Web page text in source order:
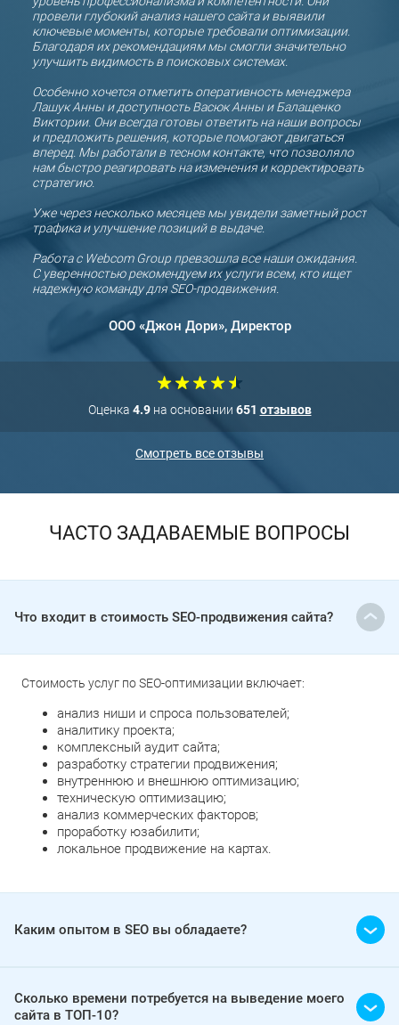
провели глубокий анализ нашего сайта и выявили
ключевые моменты, которые требовали оптимизации.
Благодаря их рекомендациям мы смогли значительно
улучшить видимость в поисковых системах.
Особенно хочется отметить оперативность менеджера
Лашук Анны и доступность Васюк Анны и Балащенко
Виктории. Они всегда готовы ответить на наши вопросы
и предложить решения, которые помогают двигаться
вперед. Мы работали в тесном контакте, что позволяло
нам быстро реагировать на изменения и корректировать
стратегию.
Уже через несколько месяцев мы увидели заметный рост
трафика и улучшение позиций в выдаче.
Работа с Webcom Group превзошла все наши ожидания.
С уверенностью рекомендуем их услуги всем, кто ищет
надежную команду для SEO-продвижения.
ООО «Джон Дори», Директор
ООО
Оценка 4.9на основании 651 отзывов
Смотреть все отзывы
ЧАСТО ЗАДАВАЕМЫЕ ВОПРОСЫ
Что входит в стоимость SEO-продвижения сайта?
Стоимость услуг по SEO-оптимизации включает:
анализ ниши и спроса пользователей;
аналитику проекта;
комплексный аудит сайта;
разработку стратегии продвижения;
внутреннюю и внешнюю оптимизацию;
техническую оптимизацию;
анализ коммерческих факторов;
проработку юзабилити;
локальное продвижение на картах.
Каким опытом в SEO вы обладаете?
Сколько времени потребуется на выведение моего
сайта в ТОП-10?